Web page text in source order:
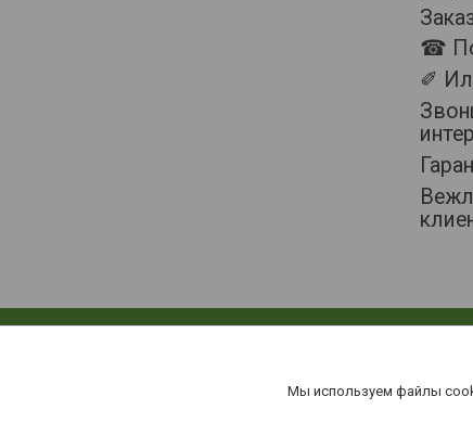
☎
✐
Мы используем файлы